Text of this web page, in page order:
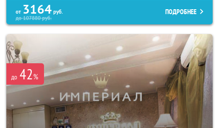
от 3164 руб.
до107880руб.
ПОДРОБНЕЕ
до 42%